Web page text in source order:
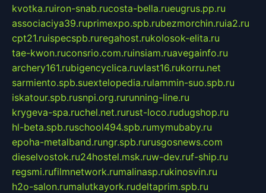
kvotka.ruiron-snab.rucosta-bella.rueugrus.pp.ru
associaciya39.ruprimexpo.spb.rubezmorchin.ruia2.ru
cpt21.ruispecspb.ruregahost.rukolosok-elita.ru
tae-kwon.ruconsrio.com.ruinsiam.ruavegainfo.ru
archery161.rubigencyclica.ruvlast16.rukorru.net
sarmiento.spb.suextelopedia.rulammin-suo.spb.ru
iskatour.spb.rusnpi.org.rurunning-line.ru
krygeva-spa.ruchel.net.rurust-loco.rudugshop.ru
hl-beta.spb.ruschool494.spb.rumymubaby.ru
epoha-metalband.rungr.spb.rurusgosnews.com
dieselvostok.ru24hostel.msk.ruw-dev.ruf-ship.ru
regsmi.rufilmnetwork.rumalinasp.rukinosvin.ru
h2o-salon.rumalutkayork.rudeltaprim.spb.ru